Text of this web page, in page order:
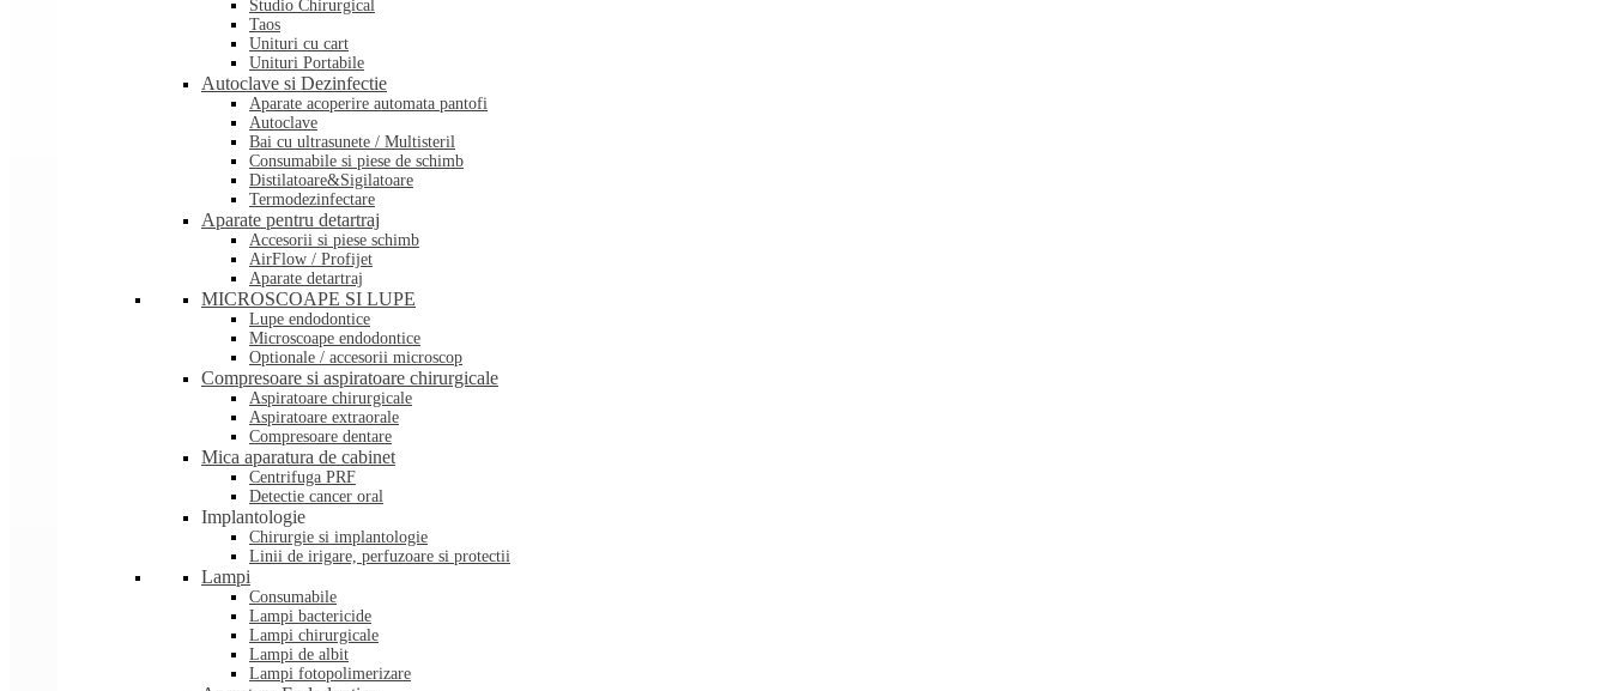
Studio Chirurgical
Taos
Unituri cu cart
Unituri Portabile
Autoclave si Dezinfectie
Aparate acoperire automata pantofi
Autoclave
Bai cu ultrasunete / Multisteril
Consumabile si piese de schimb
Distilatoare&Sigilatoare
Termodezinfectare
Aparate pentru detartraj
Accesorii si piese schimb
AirFlow / Profijet
Aparate detartraj
MICROSCOAPE SI LUPE
Lupe endodontice
Microscoape endodontice
Optionale / accesorii microscop
Compresoare si aspiratoare chirurgicale
Aspiratoare chirurgicale
Aspiratoare extraorale
Compresoare dentare
Mica aparatura de cabinet
Centrifuga PRF
Detectie cancer oral
Implantologie
Chirurgie si implantologie
Linii de irigare, perfuzoare si protectii
Lampi
Consumabile
Lampi bactericide
Lampi chirurgicale
Lampi de albit
Lampi fotopolimerizare